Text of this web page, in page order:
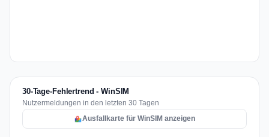
30-Tage-Fehlertrend - WinSIM
Nutzermeldungen in den letzten 30 Tagen
Ausfallkarte für WinSIM anzeigen